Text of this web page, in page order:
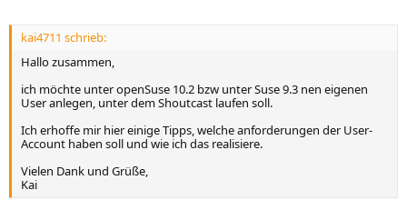
kai4711 schrieb:
Hallo zusammen,
ich möchte unter openSuse 10.2 bzw unter Suse 9.3 nen eigenen
User anlegen, unter dem Shoutcast laufen soll.
Ich erhoffe mir hier einige Tipps, welche anforderungen der User-
Account haben soll und wie ich das realisiere.
Vielen Dank und Grüße,
Kai